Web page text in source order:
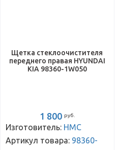
Щетка стеклоочистителя
переднего правая HYUNDAI
KIA 98360-1W050
1 800 руб.
Изготовитель: HMC
Артикул товара: 98360-